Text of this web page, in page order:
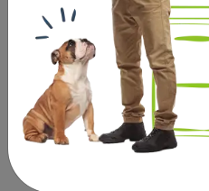
Prix au kg : 8.51 €